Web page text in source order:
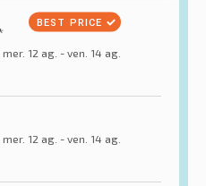
12 ag. - ven. 14 ag.
12 ag. - ven. 14 ag.